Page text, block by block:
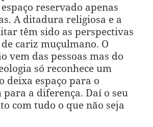
reservado apenas
A ditadura religiosa e a
têm sido as perspectivas
cariz muçulmano. O
vem das pessoas mas do
só reconhece um
deixa espaço para o
para a diferença. Daí o seu
com tudo o que não seja